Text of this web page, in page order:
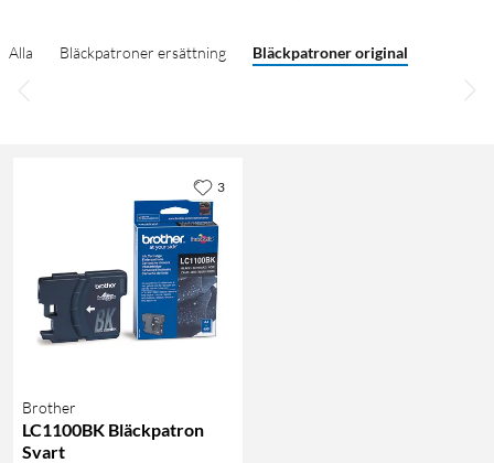
Alla Bläckpatroner ersättning Bläckpatroner original
Brother
LC1100BK Bläckpatron
Svart
3